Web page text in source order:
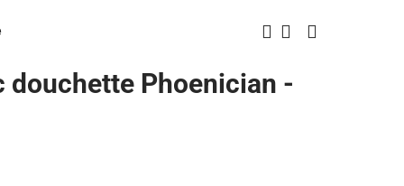
douchette Phoenician -